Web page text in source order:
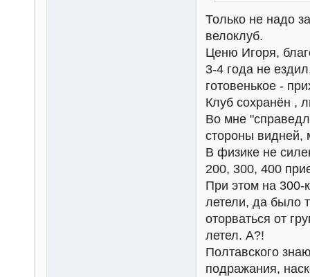
Только не надо
велоклуб.
Ценю Игоря,
3-4 года не
готовенькое -
Клуб сохранён ,
Во мне
стороны видней,
В физике не
200, 300, 400
При этом на 300-
летели, да было
оторваться от
летел. А?!
Полтавского
подражания,